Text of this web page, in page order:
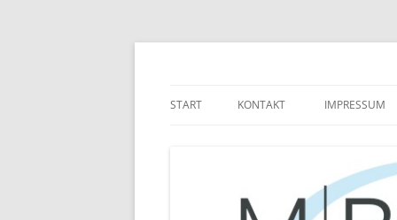
Zum
START KONTAKT IMPRESSUM